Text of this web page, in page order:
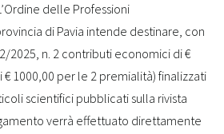
delle Professioni
di Pavia intende destinare, con
2025, n. 2 contributi economici di €
1000,00 per le 2 premialità) finalizzati
scientifici pubblicati sulla rivista
verrà effettuato direttamente